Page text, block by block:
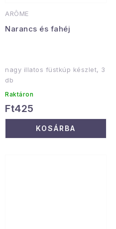
ARÔME
Narancs és fahéj
nagy illatos füstkúp készlet, 3
db
Raktáron
Ft425
KOSÁRBA